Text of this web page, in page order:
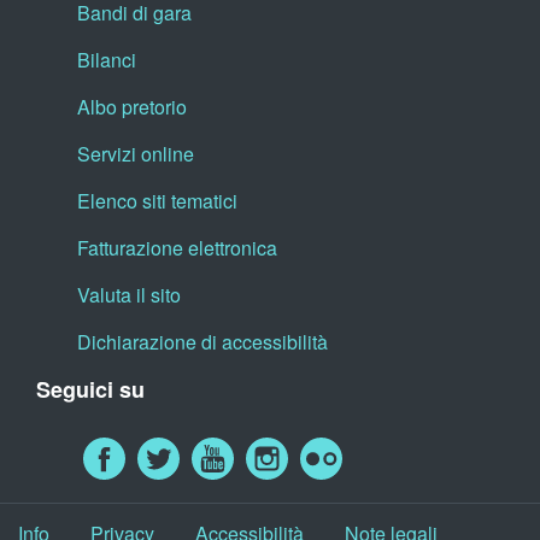
Bandi di gara
Bilanci
Albo pretorio
Servizi online
Elenco siti tematici
Fatturazione elettronica
Valuta il sito
Dichiarazione di accessibilità
Seguici su
Info Privacy Accessibilità Note legali